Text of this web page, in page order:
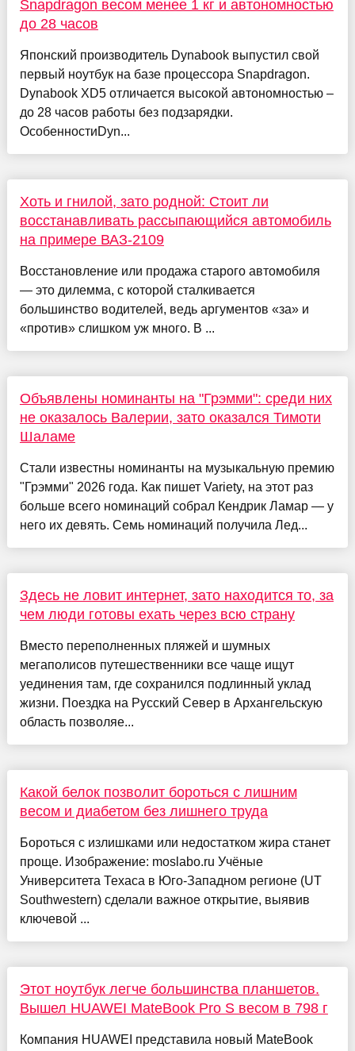
Snapdragon весом менее 1 кг и автономностью
до 28 часов
Японский производитель Dynabook выпустил свой
первый ноутбук на базе процессора Snapdragon.
Dynabook XD5 отличается высокой автономностью –
до 28 часов работы без подзарядки.
ОсобенностиDyn...
Хоть и гнилой, зато родной: Стоит ли
восстанавливать рассыпающийся автомобиль
на примере ВАЗ-2109
Восстановление или продажа старого автомобиля
— это дилемма, с которой сталкивается
большинство водителей, ведь аргументов «за» и
«против» слишком уж много. В ...
Объявлены номинанты на "Грэмми": среди них
не оказалось Валерии, зато оказался Тимоти
Шаламе
Стали известны номинанты на музыкальную премию
"Грэмми" 2026 года. Как пишет Variety, на этот раз
больше всего номинаций собрал Кендрик Ламар — у
него их девять. Семь номинаций получила Лед...
Здесь не ловит интернет, зато находится то, за
чем люди готовы ехать через всю страну
Вместо переполненных пляжей и шумных
мегаполисов путешественники все чаще ищут
уединения там, где сохранился подлинный уклад
жизни. Поездка на Русский Север в Архангельскую
область позволяе...
Какой белок позволит бороться с лишним
весом и диабетом без лишнего труда
Бороться с излишками или недостатком жира станет
проще. Изображение: moslabo.ru Учёные
Университета Техаса в Юго-Западном регионе (UT
Southwestern) сделали важное открытие, выявив
ключевой ...
Этот ноутбук легче большинства планшетов.
Вышел HUAWEI MateBook Pro S весом в 798 г
Компания HUAWEI представила новый MateBook